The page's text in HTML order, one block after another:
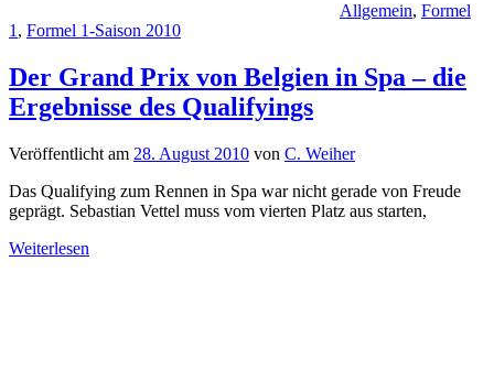
Allgemein, Formel
1, Formel 1-Saison 2010
Der Grand Prix von Belgien in Spa – die
Ergebnisse des Qualifyings
Veröffentlicht am 28. August 2010 von C. Weiher
Das Qualifying zum Rennen in Spa war nicht gerade von Freude
geprägt. Sebastian Vettel muss vom vierten Platz aus starten,
Weiterlesen